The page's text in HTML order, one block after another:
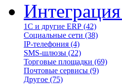
Интеграция
1С и другие ERP (42)
Социальные сети (38)
IP-телефония (4)
SMS-шлюзы (22)
Торговые площадки (69)
Почтовые сервисы (9)
Другое (75)